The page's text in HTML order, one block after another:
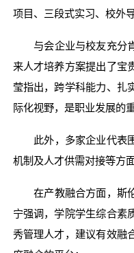
项目、三段式实习、校外
与会企业与校友充分
来人才培养方案提出了宝
莹指出，跨学科能力、扎
际化视野，是职业发展的
此外，多家企业代表
机制及人才供需对接等方
在产教融合方面，斯
宁强调，学院学生综合素
秀管理人才，建议有效融